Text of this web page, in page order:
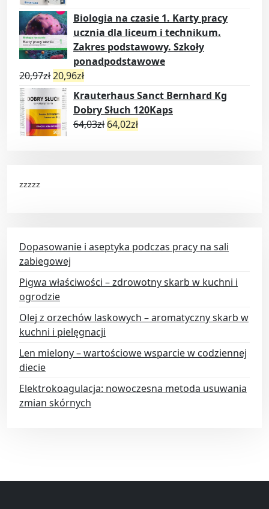
Biologia na czasie 1. Karty pracy
ucznia dla liceum i technikum.
Zakres podstawowy. Szkoły
ponadpodstawowe
20,97zł20,96zł
Krauterhaus Sanct Bernhard Kg
Dobry Słuch 120Kaps
64,03zł 64,02zł
zzzzz
Dopasowanie i aseptyka podczas pracy na sali
zabiegowej
Pigwa właściwości – zdrowotny skarb w kuchni i
ogrodzie
Olej z orzechów laskowych – aromatyczny skarb w
kuchni i pielęgnacji
Len mielony – wartościowe wsparcie w codziennej
diecie
Elektrokoagulacja: nowoczesna metoda usuwania
zmian skórnych